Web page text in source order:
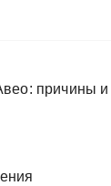
причины